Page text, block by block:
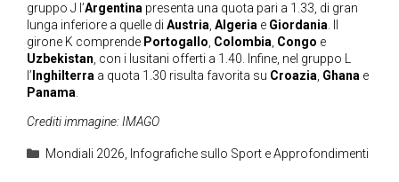
gruppo J l’Argentina presenta una quota pari a 1.33, di gran
lunga inferiore a quelle di Austria, Algeria e Giordania. Il
girone K comprende Portogallo, Colombia, Congo e
Uzbekistan, con i lusitani offerti a 1.40. Infine, nel gruppo L
l’ Inghilterra a quota 1.30 risulta favorita su Croazia, Ghana e
Panama.
Crediti immagine: IMAGO
Categorie
Mondiali 2026, Infografiche sullo Sport e Approfondimenti